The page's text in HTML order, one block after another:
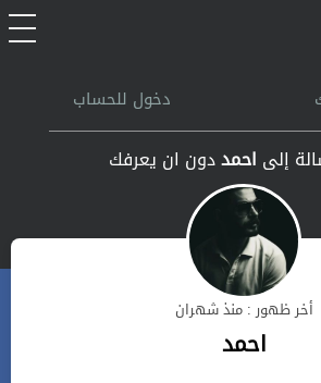
دخول للحساب
إلى احمددون ان يعرفك
أخر ظهور : منذ شهران
احمد